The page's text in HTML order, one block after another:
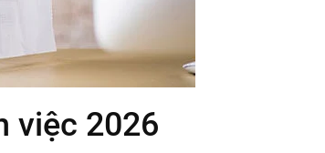
việc 2026